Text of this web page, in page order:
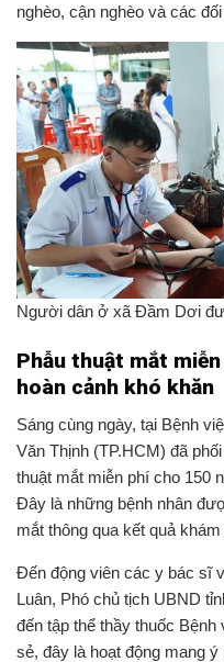
nghèo, cận nghèo và các
Người dân ở xã Đầm Dơi
Phẫu thuật mắt
hoàn cảnh khó khăn
Sáng cùng ngày, tại Bệnh
Văn Thịnh (TP.HCM) đã
thuật mắt miễn phí cho 150
Đây là những bệnh nhân
mắt thông qua kết quả
Đến động viên các y bác sĩ
Luân, Phó chủ tịch UBND
đến tập thể thầy thuốc Bệnh
sẻ, đây là hoạt động mang